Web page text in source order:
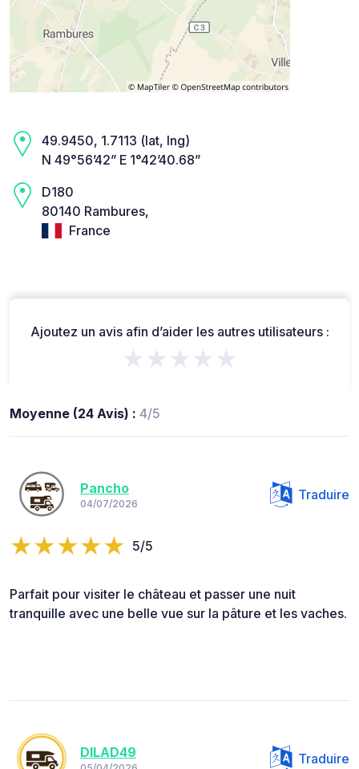
49.9450, 1.7113 (lat, lng)
N 49°56’42” E 1°42’40.68”
D180
80140 Rambures,
France
Ajoutez un avis afin d’aider les autres utilisateurs :
★★★★★
Moyenne (24 Avis) : 4/5
Pancho
04/07/2026
Traduire
5/5
Parfait pour visiter le château et passer une nuit
tranquille avec une belle vue sur la pâture et les vaches.
DILAD49 Traduire